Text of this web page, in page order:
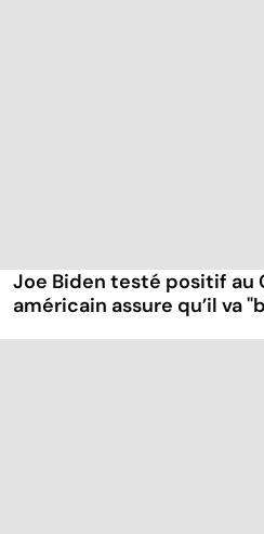
Joe Biden testé positif au
américain assure qu’il va